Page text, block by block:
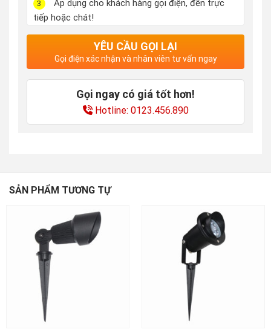
3
Áp dụng cho khách hàng gọi điện, đến trực
tiếp hoặc chát!
YÊU CẦU GỌI LẠI
Gọi điện xác nhận và nhân viên tư vấn ngay
Gọi ngay có giá tốt hơn!
Hotline: 0123.456.890
SẢN PHẨM TƯƠNG TỰ